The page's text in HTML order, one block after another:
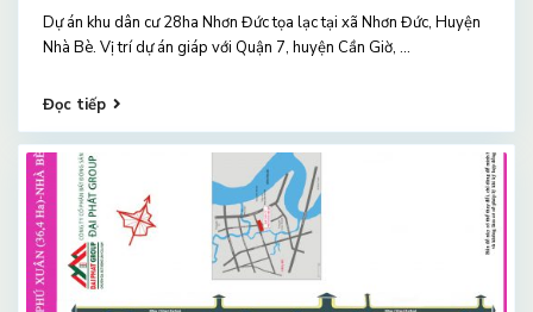
Dự án khu dân cư 28ha Nhơn Đức tọa lạc tại xã Nhơn Đức, Huyện
Nhà Bè. Vị trí dự án giáp với Quận 7, huyện Cần Giờ, ...
Đọc tiếp